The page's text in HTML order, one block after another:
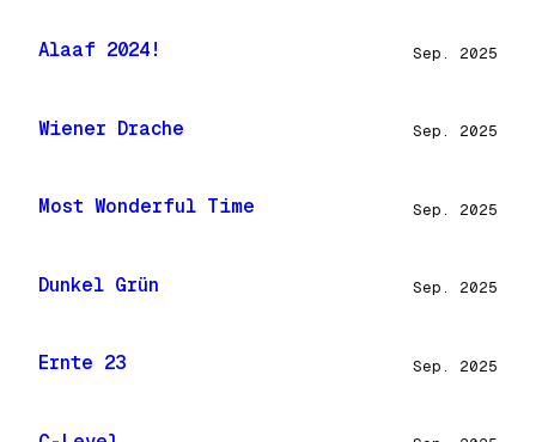
Alaaf 2024! Sep. 2025
Wiener Drache Sep. 2025
Most Wonderful Time Sep. 2025
Dunkel Grün Sep. 2025
Ernte 23 Sep. 2025